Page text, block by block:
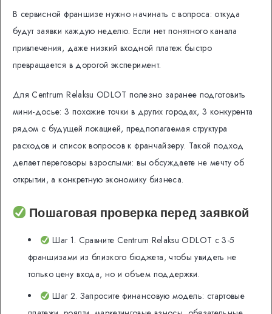
В сервисной франшизе нужно начинать с вопроса: откуда
будут заявки каждую неделю. Если нет понятного канала
привлечения, даже низкий входной платеж быстро
превращается в дорогой эксперимент.
Для Centrum Relaksu ODLOT полезно заранее подготовить
мини-досье: 3 похожие точки в других городах, 3 конкурента
рядом с будущей локацией, предполагаемая структура
расходов и список вопросов к франчайзеру. Такой подход
делает переговоры взрослыми: вы обсуждаете не мечту об
открытии, а конкретную экономику бизнеса.
Пошаговая проверка перед заявкой
Шаг 1. Сравните Centrum Relaksu ODLOT с 3-5
франшизами из близкого бюджета, чтобы увидеть не
только цену входа, но и объем поддержки.
Шаг 2. Запросите финансовую модель: стартовые